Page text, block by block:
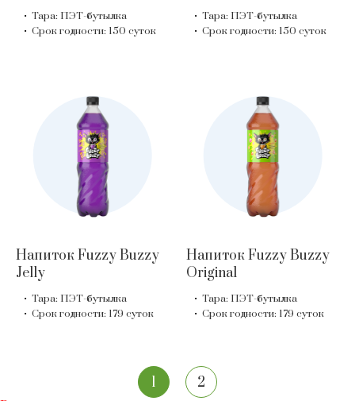
Тара: ПЭТ-бутылка
Срок годности: 150 суток
Тара: ПЭТ-бутылка
Срок годности: 150 суток
Напиток Fuzzy Buzzy
Jelly
Тара: ПЭТ-бутылка
Срок годности: 179 суток
Напиток Fuzzy Buzzy
Original
Тара: ПЭТ-бутылка
Срок годности: 179 суток
1
2